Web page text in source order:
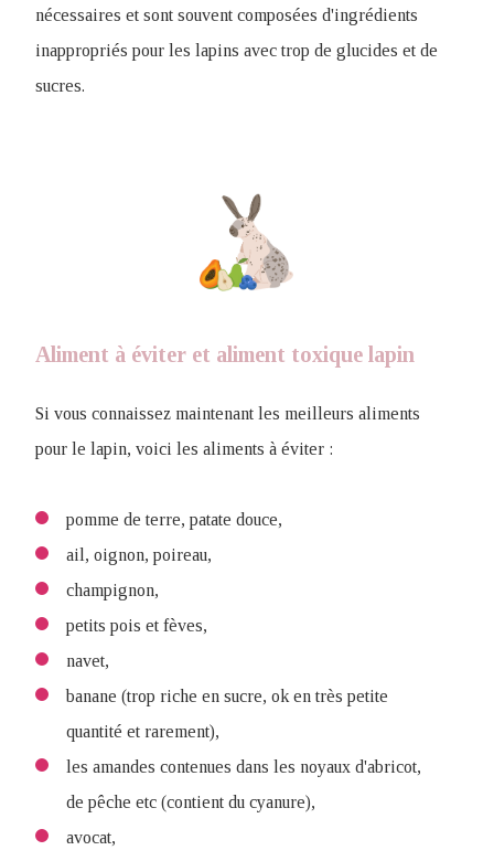
nécessaires et sont souvent composées d'ingrédients
inappropriés pour les lapins avec trop de glucides et de
sucres.
Aliment à éviter et aliment toxique lapin
Si vous connaissez maintenant les meilleurs aliments
pour le lapin, voici les aliments à éviter :
pomme de terre, patate douce,
ail, oignon, poireau,
champignon,
petits pois et fèves,
navet,
banane (trop riche en sucre, ok en très petite
quantité et rarement),
les amandes contenues dans les noyaux d'abricot,
de pêche etc (contient du cyanure),
avocat,